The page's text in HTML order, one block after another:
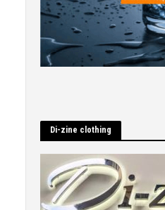
Di-zine clothing